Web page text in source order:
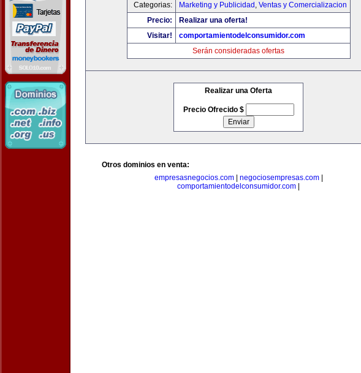
Categorias:
Marketing y Publicidad , Ventas y Comercializacion
Precio:
Realizar una oferta!
Visitar!
comportamientodelconsumidor.com
Serán consideradas ofertas
Realizar una Oferta
Precio Ofrecido $
Otros dominios en venta:
empresasnegocios.com| negociosempresas.com|
comportamientodelconsumidor.com